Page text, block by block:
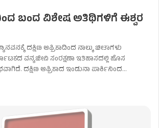
ಬಂದ ವಿಶೇಷ ಅತಿಥಿಗಳಿಗೆ ಈಶ್ವರ
ದಕ್ಷಿಣ ಆಫ್ರಿಕಾದಿಂದ ನಾಲ್ಕು ಚೀತಾಗಳು
ವನ್ಯಜೀವಿ ಸಂರಕ್ಷಣಾ ಇತಿಹಾಸದಲ್ಲಿ ಹೊಸ
ದಕ್ಷಿಣ ಆಫ್ರಿಕಾದ ಇಂಡುನಾ ಪಾರ್ಕಿನಿಂದ…